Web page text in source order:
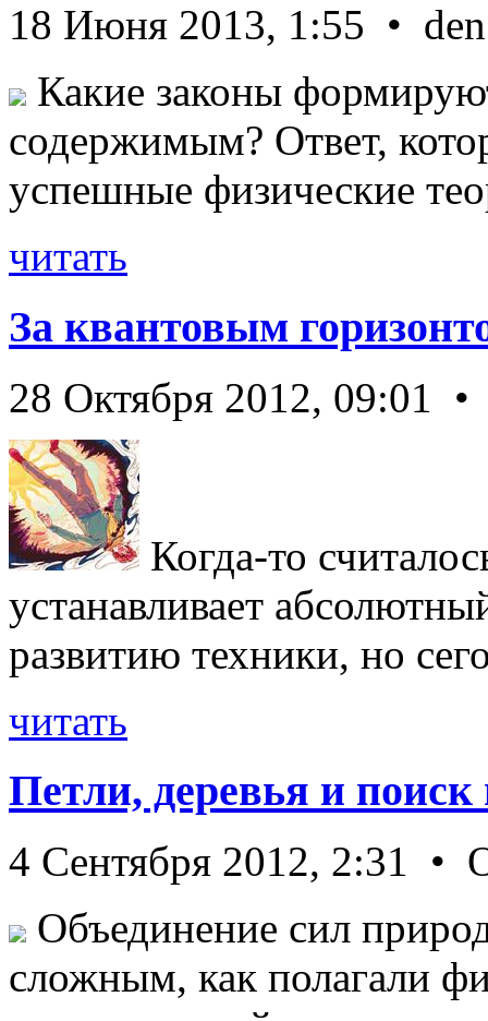
18 Июня 2013, 1:55 • den
Какие законы
содержимым? Ответ,
успешные физические
читать
За квантовым
28 Октября 2012, 09:01
Когда-то
устанавливает
развитию техники, но
читать
Петли, деревья и
4 Сентября 2012, 2:31 •
Объединение сил
сложным, как полагали